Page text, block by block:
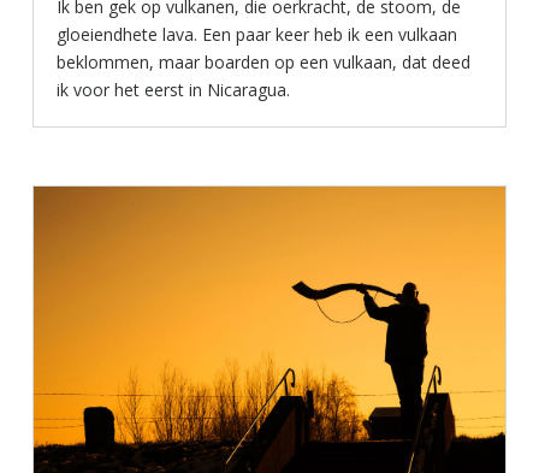
Ik ben gek op vulkanen, die oerkracht, de stoom, de
gloeiendhete lava. Een paar keer heb ik een vulkaan
beklommen, maar boarden op een vulkaan, dat deed
ik voor het eerst in Nicaragua.